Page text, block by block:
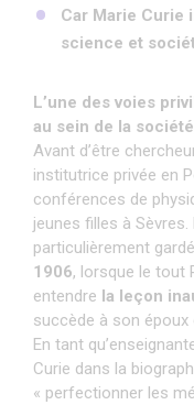
Car Marie Curie
science et
L’une des voies
au sein de la
Avant d’être
institutrice privée en
conférences de
jeunes filles à
particulièrement
1906, lorsque le tout
entendre la leçon
succède à son époux
En tant
Curie dans la
« perfectionner les